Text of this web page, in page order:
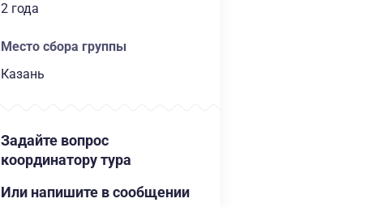
2 года
Место сбора группы
Казань
Задайте вопрос
координатору тура
Или напишите в сообщении